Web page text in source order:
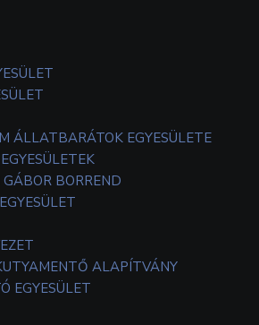
ÁLLATBARÁTOK EGYESÜLETE
BORREND
ALAPÍTVÁNY
EGYESÜLET